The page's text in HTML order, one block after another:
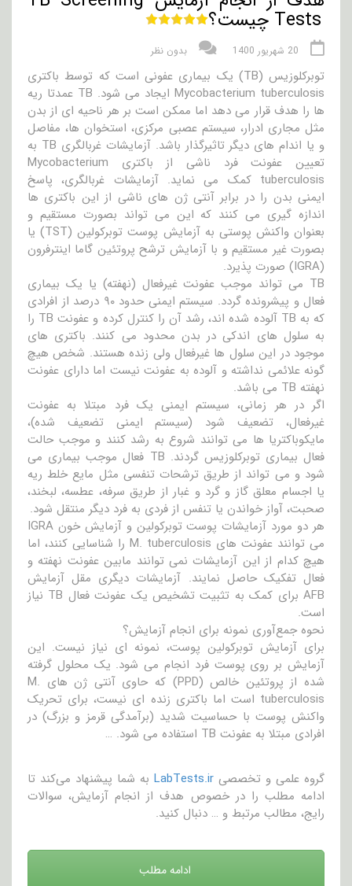
Tests چیست؟
20 شهریور 1400 بدون نظر
توبرکلوزیس (TB) یک بیماری عفونی است که توسط باکتری
Mycobacterium tuberculosis ایجاد می شود. TB عمدتا ریه
ها را هدف قرار می دهد اما ممکن است بر هر ناحیه ای از بدن
مثل مجاری ادرار، سیستم عصبی مرکزی، استخوان ها، مفاصل
و یا اندام های دیگر تاثیرگذار باشد. آزمایشات غربالگری TB به
تعیین عفونت فرد ناشی از باکتری Mycobacterium
tuberculosis کمک می نماید. آزمایشات غربالگری، پاسخ
ایمنی بدن را در برابر آنتی ژن های ناشی از این باکتری ها
اندازه گیری می کنند که این می تواند بصورت مستقیم و
بعنوان واکنش پوستی به آزمایش پوست توبرکولین (TST) یا
بصورت غیر مستقیم و با آزمایش ترشح پروتئین گاما اینترفرون
(IGRA) صورت پذیرد.
TB می تواند موجب عفونت غیرفعال (نهفته) یا یک بیماری
فعال و پیشرونده گردد. سیستم ایمنی حدود ۹۰ درصد از افرادی
که به TB آلوده شده اند، رشد آن را کنترل کرده و عفونت TB را
به سلول های اندکی در بدن محدود می کنند. باکتری های
موجود در این سلول ها غیرفعال ولی زنده هستند. شخص هیچ
گونه علائمی نداشته و آلوده به عفونت نیست اما دارای عفونت
نهفته TB می باشد.
اگر در هر زمانی، سیستم ایمنی یک فرد مبتلا به عفونت
غیرفعال، تضعیف شود (سیستم ایمنی تضعیف شده)،
مایکوباکتریا ها می توانند شروع به رشد کنند و موجب حالت
فعال بیماری توبرکلوزیس گردند. TB فعال موجب بیماری می
شود و می تواند از طریق ترشحات تنفسی مثل مایع خلط ریه
یا اجسام معلق گاز و گرد و غبار از طریق سرفه، عطسه، لبخند،
صحبت، آواز خواندن یا تنفس از فردی به فرد دیگر منتقل شود.
هر دو مورد آزمایشات پوست توبرکولین و آزمایش خون IGRA
می توانند عفونت های M. tuberculosis را شناسایی کنند، اما
هیچ کدام از این آزمایشات نمی توانند مابین عفونت نهفته و
فعال تفکیک حاصل نمایند. آزمایشات دیگری مقل آزمایش
AFB برای کمک به تثبیت تشخیص یک عفونت فعال TB نیاز
است.
نحوه جمع‌آوری نمونه برای انجام آزمایش؟
برای آزمایش توبرکولین پوست، نمونه ای نیاز نیست. این
آزمایش بر روی پوست فرد انجام می شود. یک محلول گرفته
شده از پروتئین خالص (PPD) که حاوی آنتی ژن های M.
tuberculosis است اما باکتری زنده ای نیست، برای تحریک
واکنش پوست با حساسیت شدید (برآمدگی قرمز و بزرگ) در
افرادی مبتلا به عفونت TB استفاده می شود. …
گروه علمی و تخصصی LabTests.ir به شما پیشنهاد می‌کند تا
ادامه مطلب را در خصوص هدف از انجام آزمایش، سوالات
رایج، مطالب مرتبط و … دنبال کنید.
ادامه مطلب